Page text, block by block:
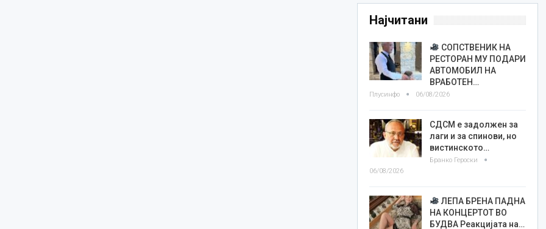
Најчитани
СОПСТВЕНИК НА
РЕСТОРАН МУ ПОДАРИ
АВТОМОБИЛ НА
ВРАБОТЕН…
Плусинфо 06/08/2026
СДСМ е задолжен за
лаги и за спинови, но
вистинското…
Бранко Героски
06/08/2026
ЛЕПА БРЕНА ПАДНА
НА КОНЦЕРТОТ ВО
БУДВА Реакцијата на…